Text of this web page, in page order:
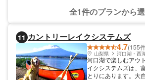
全1件のプランから
11 カントリーレイクシステムズ
4.7(155
山梨県 河口湖・西湖
河口湖で楽しむアウ
イクシステムズは、
とりにあります。大